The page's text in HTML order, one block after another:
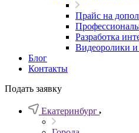
Прайс на
Разработка
Видеоролики
Блог
Контакты
Подать заявку
Екатеринбург